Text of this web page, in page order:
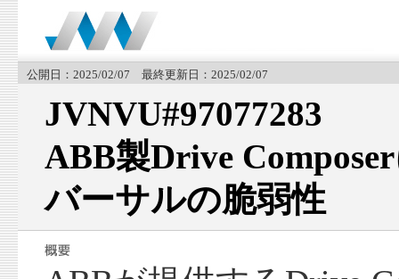
公開日：2025/02/07 最終更新日：2025/02/07
JVNVU#97077283
ABB製Drive
バーサルの脆弱性